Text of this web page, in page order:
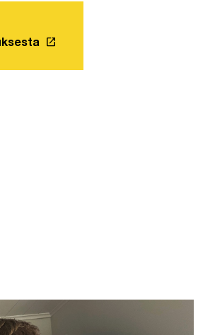
Linkki avautuu uuteen
launch